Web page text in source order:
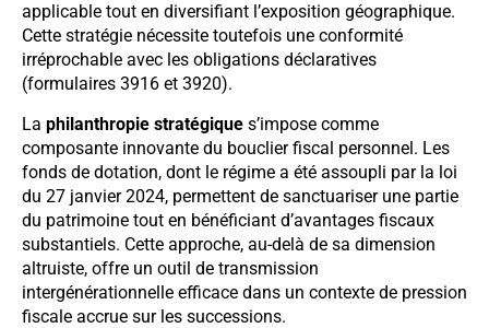
applicable tout en diversifiant l’exposition géographique.
Cette stratégie nécessite toutefois une conformité
irréprochable avec les obligations déclaratives
(formulaires 3916 et 3920).
La philanthropie stratégique s’impose comme
composante innovante du bouclier fiscal personnel. Les
fonds de dotation, dont le régime a été assoupli par la loi
du 27 janvier 2024, permettent de sanctuariser une partie
du patrimoine tout en bénéficiant d’avantages fiscaux
substantiels. Cette approche, au-delà de sa dimension
altruiste, offre un outil de transmission
intergénérationnelle efficace dans un contexte de pression
fiscale accrue sur les successions.